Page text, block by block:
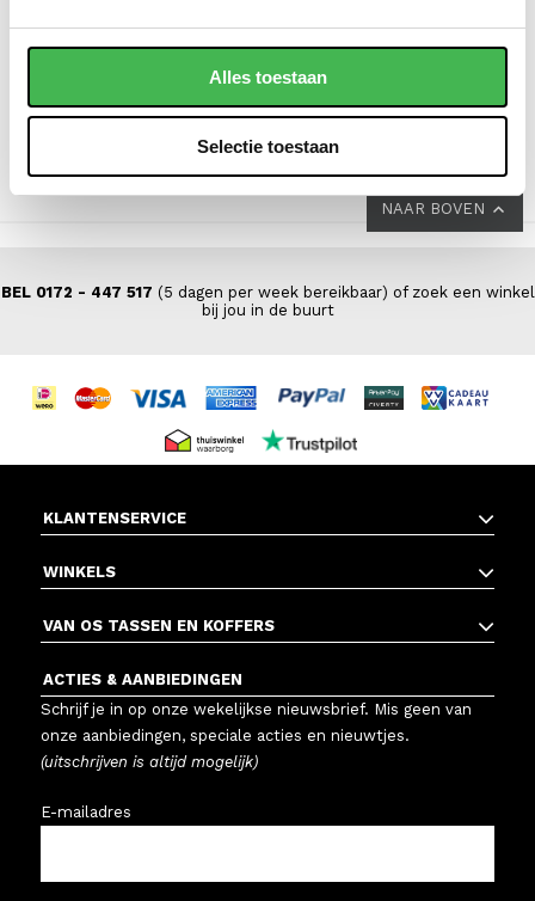
Alles toestaan
Selectie toestaan
(medium) s'cure
VOOR 149,00
15.6 inch william
NAAR BOVEN
BEL 0172 - 447 517 (5 dagen per week bereikbaar) of zoek een winkel
bij jou in de buurt
KLANTENSERVICE
WINKELS
VAN OS TASSEN EN KOFFERS
ACTIES & AANBIEDINGEN
Schrijf je in op onze wekelijkse nieuwsbrief. Mis geen van
onze aanbiedingen, speciale acties en nieuwtjes.
(uitschrijven is altijd mogelijk)
E-mailadres